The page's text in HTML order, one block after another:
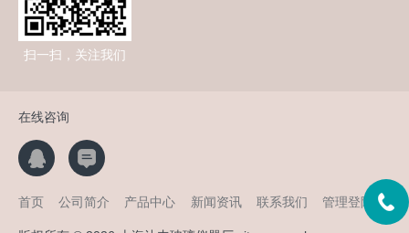
扫一扫，关注我们
在线咨询
首页 公司简介 产品中心 新闻资讯 联系我们 管理登陆